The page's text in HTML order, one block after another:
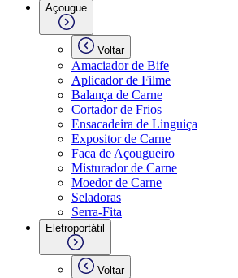
Açougue
Voltar
Amaciador de Bife
Aplicador de Filme
Balança de Carne
Cortador de Frios
Ensacadeira de Linguiça
Expositor de Carne
Faca de Açougueiro
Misturador de Carne
Moedor de Carne
Seladoras
Serra-Fita
Eletroportátil
Voltar